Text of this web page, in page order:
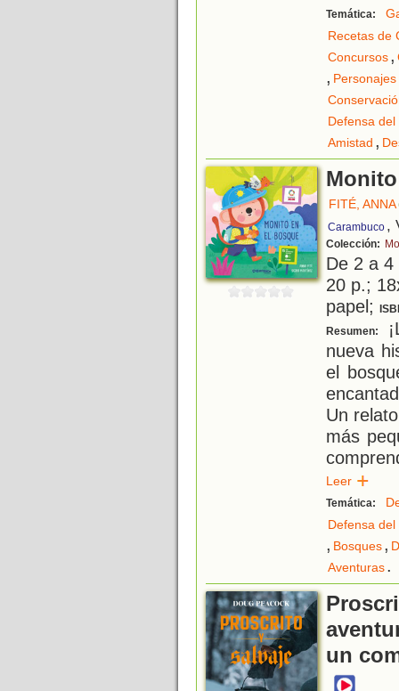
Temática:
Recetas de
Concursos,
,
Defensa
Amistad ,
FITÉ, ANNA
Carambuco ,
Colección:
De 2 a
20 p.;
papel;
Resumen:
nueva
el
Un
más
Leer
Temática:
Defensa
, Bosques,
Aventuras.
un